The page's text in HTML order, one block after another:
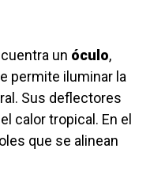
un óculo,
permite iluminar la
Sus deflectores
calor tropical. En el
que se alinean